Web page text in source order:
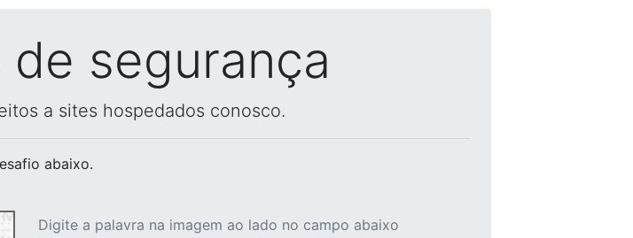
segurança
a sites hospedados conosco.
abaixo.
Digite a palavra na imagem ao lado no campo abaixo